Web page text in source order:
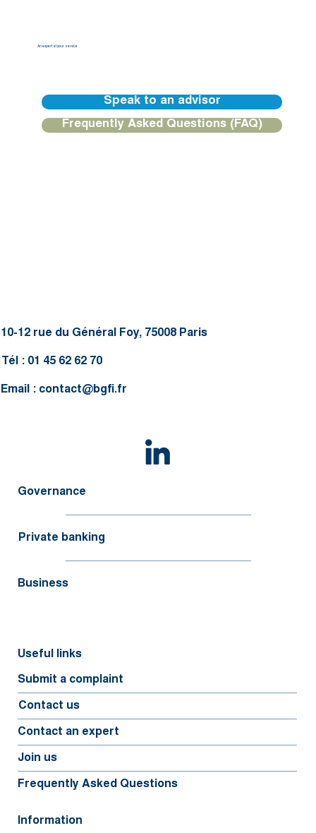
An expert at your service
Speak to an advisor
Frequently Asked Questions (FAQ)
Governance
Private banking
Business
Useful links
Submit a complaint
Contact us
Contact an expert
Join us
Frequently Asked Questions
Information
10-12 rue du Général Foy, 75008 Paris
Tél : 01 45 62 62 70
Email : contact@bgfi.fr